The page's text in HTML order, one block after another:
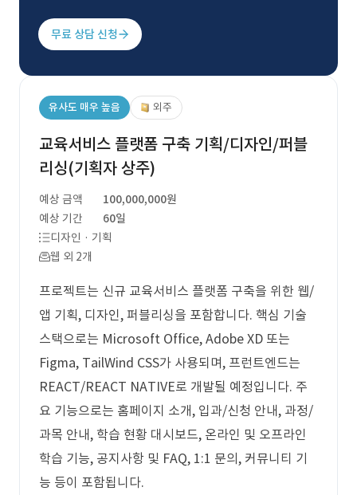
무료 상담 신청
유사도 매우 높음 외주
교육서비스 플랫폼 구축 기획/디자인/퍼블
리싱(기획자 상주)
예상 금액
100,000,000원
예상 기간
60일
디자인 · 기획
웹 외 2개
프로젝트는 신규 교육서비스 플랫폼 구축을 위한 웹/
앱 기획, 디자인, 퍼블리싱을 포함합니다. 핵심 기술
스택으로는 Microsoft Office, Adobe XD 또는
Figma, TailWind CSS가 사용되며, 프런트엔드는
REACT/REACT NATIVE로 개발될 예정입니다. 주
요 기능으로는 홈페이지 소개, 입과/신청 안내, 과정/
과목 안내, 학습 현황 대시보드, 온라인 및 오프라인
학습 기능, 공지사항 및 FAQ, 1:1 문의, 커뮤니티 기
능 등이 포함됩니다.